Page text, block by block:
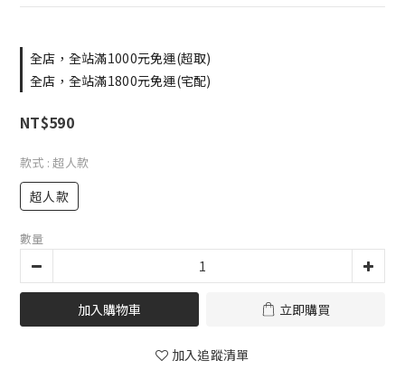
全店，全站滿1000元免運(超取)
全店，全站滿1800元免運(宅配)
NT$590
款式 : 超人款
超人款
數量
加入購物車 立即購買
加入追蹤清單